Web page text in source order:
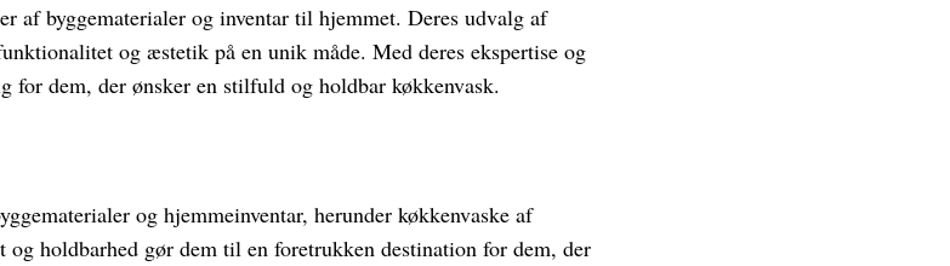
af byggematerialer og inventar til hjemmet. Deres udvalg af
og æstetik på en unik måde. Med deres ekspertise og
for dem, der ønsker en stilfuld og holdbar køkkenvask.
og hjemmeinventar, herunder køkkenvaske af
holdbarhed gør dem til en foretrukken destination for dem, der